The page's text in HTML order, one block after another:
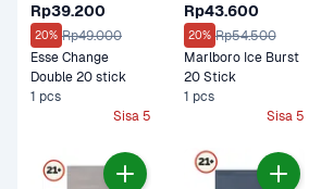
Rp39.200
20% Rp49.000
Esse Change
Double 20 stick
1 pcs
Sisa 5
Rp43.600
20% Rp54.500
Marlboro Ice Burst
20 Stick
1 pcs
Sisa 5